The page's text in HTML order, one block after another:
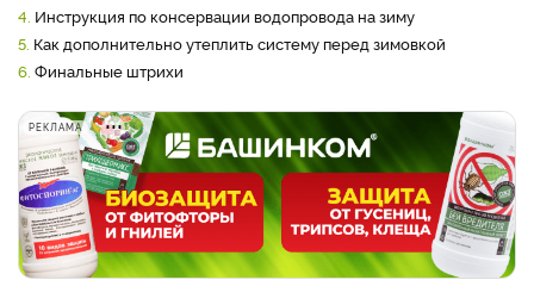
4. Инструкция по консервации водопровода на зиму
5. Как дополнительно утеплить систему перед зимовкой
6. Финальные штрихи
РЕКЛАМА